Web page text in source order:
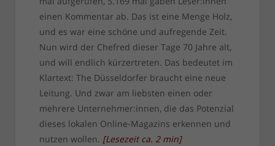
einen Kommentar ab. Das ist eine Menge Holz,
und es war eine schöne und aufregende Zeit.
Nun wird der Chefred dieser Tage 70 Jahre alt,
und will endlich kürzertreten. Das bedeutet im
Klartext: The Düsseldorfer braucht eine neue
Leitung. Und zwar am liebsten einen oder
mehrere Unternehmer:innen, die das Potenzial
dieses lokalen Online-Magazins erkennen und
nutzen wollen. [Lesezeit ca. 2 min]